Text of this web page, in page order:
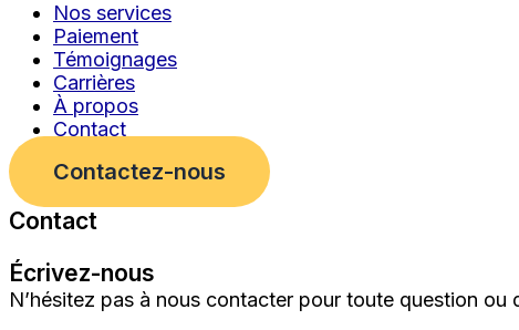
Nos services
Paiement
Témoignages
Carrières
À propos
Contact
Contactez-nous
Contact
Écrivez-nous
N’hésitez pas à nous contacter pour toute question